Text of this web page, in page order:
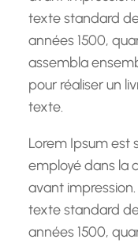
texte standard
années 1500,
assembla
pour réaliser un
texte.
Lorem Ipsum
employé dans la
avant
texte standard
années 1500,